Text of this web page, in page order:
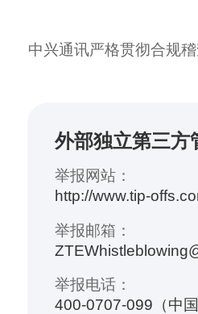
中兴通讯严格贯彻合规
外部独立第三方
举报网站：
http://www.tip-
举报邮箱：
举报电话：
400-0707-099（中